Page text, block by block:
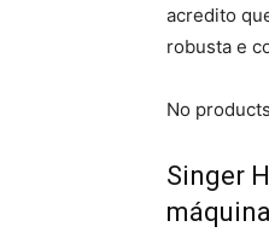
acredito
robusta e
No
Singer